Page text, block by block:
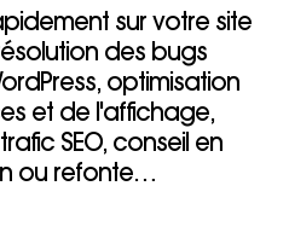
sur votre site
des bugs
optimisation
et de l'affichage,
SEO, conseil en
ou refonte…